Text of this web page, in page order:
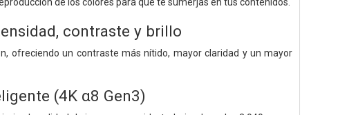
de los colores para que te sumerjas en tus contenidos.
contraste y brillo
ofreciendo un contraste más nítido, mayor claridad y un mayor
(4K α8 Gen3)